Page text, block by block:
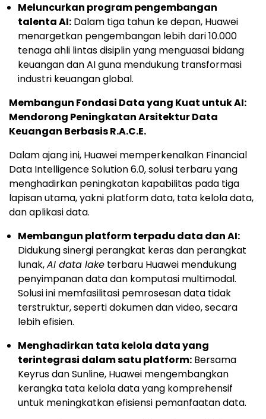
Meluncurkan program pengembangan
talenta AI: Dalam tiga tahun ke depan, Huawei
menargetkan pengembangan lebih dari 10.000
tenaga ahli lintas disiplin yang menguasai bidang
keuangan dan AI guna mendukung transformasi
industri keuangan global.
Membangun Fondasi Data yang Kuat untuk AI:
Mendorong Peningkatan Arsitektur Data
Keuangan Berbasis R.A.C.E.
Dalam ajang ini, Huawei memperkenalkan Financial
Data Intelligence Solution 6.0, solusi terbaru yang
menghadirkan peningkatan kapabilitas pada tiga
lapisan utama, yakni platform data, tata kelola data,
dan aplikasi data.
Membangun platform terpadu data dan AI:
Didukung sinergi perangkat keras dan perangkat
lunak,AI data lake terbaru Huawei mendukung
penyimpanan data dan komputasi multimodal.
Solusi ini memfasilitasi pemrosesan data tidak
terstruktur, seperti dokumen dan video, secara
lebih efisien.
Menghadirkan tata kelola data yang
terintegrasi dalam satu platform: Bersama
Keyrus dan Sunline, Huawei mengembangkan
kerangka tata kelola data yang komprehensif
untuk meningkatkan efisiensi pemanfaatan data.